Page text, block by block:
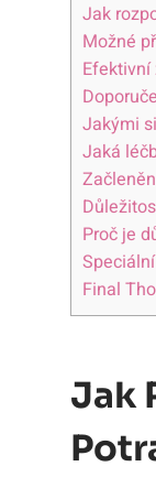
Jak
Možné
Efektivní
Jakými
Jaká
Proč je
Final
Jak